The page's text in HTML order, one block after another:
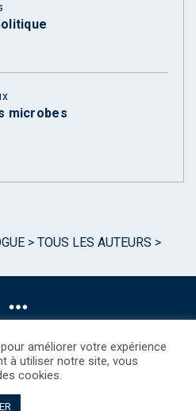
microbes
> TOUS LES AUTEURS >
améliorer votre expérience
à utiliser notre site, vous
cookies.